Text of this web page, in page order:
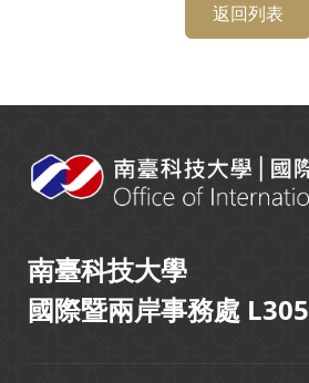
返回列表
:::
南臺科技大學
國際暨兩岸事務處 L305